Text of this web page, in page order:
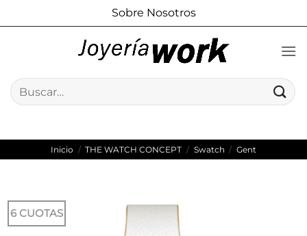
al
Sobre Nosotros
Buscar
por:
Inicio / THE WATCH CONCEPT / Swatch / Gent
6 CUOTAS